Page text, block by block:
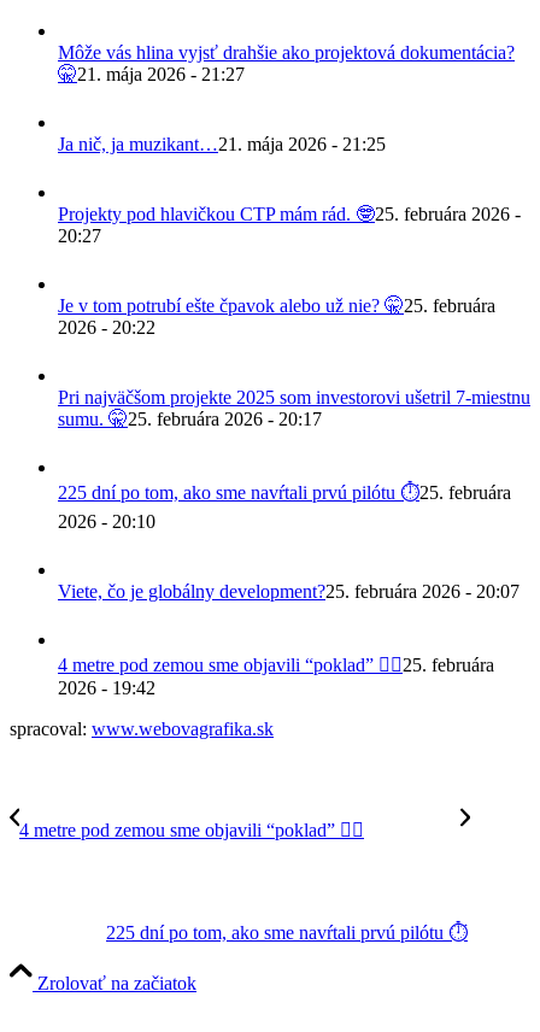
Môže vás hlina vyjsť drahšie ako projektová dokumentácia?
🤫21. mája 2026 - 21:27
Ja nič, ja muzikant…21. mája 2026 - 21:25
Projekty pod hlavičkou CTP mám rád. 🤓25. februára 2026 -
20:27
Je v tom potrubí ešte čpavok alebo už nie? 🤫25. februára
2026 - 20:22
Pri najväčšom projekte 2025 som investorovi ušetril 7-miestnu
sumu. 🤫25. februára 2026 - 20:17
225 dní po tom, ako sme navŕtali prvú pilótu ⏱️25. februára
2026 - 20:10
Viete, čo je globálny development?25. februára 2026 - 20:07
4 metre pod zemou sme objavili “poklad” 😵‍💫25. februára
2026 - 19:42
spracoval: www.webovagrafika.sk
4 metre pod zemou sme objavili “poklad” 😵‍💫
225 dní po tom, ako sme navŕtali prvú pilótu ⏱️
Zrolovať na začiatok